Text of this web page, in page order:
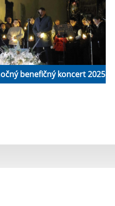
benefičný koncert 2025